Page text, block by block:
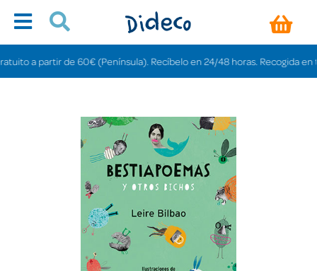
a partir de 60€ (Península). Recíbelo en 24/48 horas. Recogida en